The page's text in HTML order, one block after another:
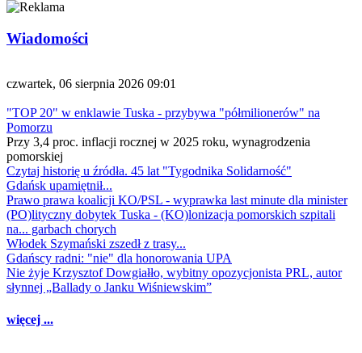
Wiadomości
czwartek, 06 sierpnia 2026 09:01
"TOP 20" w enklawie Tuska - przybywa "półmilionerów" na
Pomorzu
Przy 3,4 proc. inflacji rocznej w 2025 roku, wynagrodzenia
pomorskiej
Czytaj historię u źródła. 45 lat "Tygodnika Solidarność"
Gdańsk upamiętnił...
Prawo prawa koalicji KO/PSL - wyprawka last minute dla minister
(PO)lityczny dobytek Tuska - (KO)lonizacja pomorskich szpitali
na... garbach chorych
Włodek Szymański zszedł z trasy...
Gdańscy radni: "nie" dla honorowania UPA
Nie żyje Krzysztof Dowgiałło, wybitny opozycjonista PRL, autor
słynnej „Ballady o Janku Wiśniewskim”
więcej ...